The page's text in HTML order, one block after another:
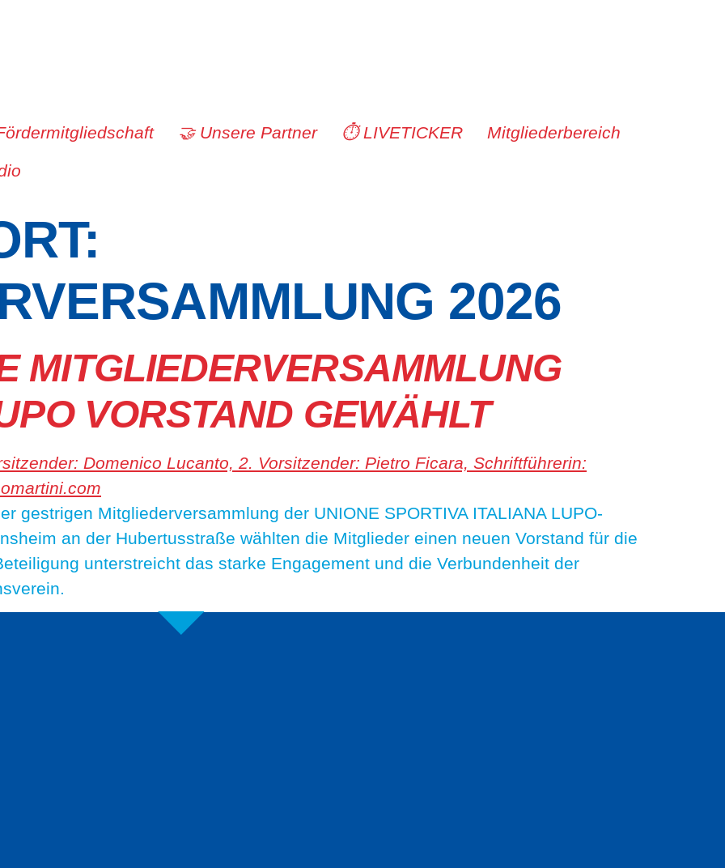
🤝 Unsere Partner ⏱️ LIVETICKER Mitgliederbereich
2026
MITGLIEDERVERSAMMLUNG
VORSTAND GEWÄHLT
gestrigen Mitgliederversammlung der UNIONE SPORTIVA ITALIANA LUPO-
an der Hubertusstraße wählten die Mitglieder einen neuen Vorstand für die
unterstreicht das starke Engagement und die Verbundenheit der